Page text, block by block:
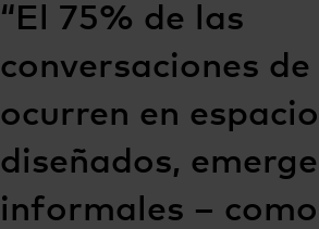
“El 75% de las
conversaciones
ocurren en
diseñados,
informales –